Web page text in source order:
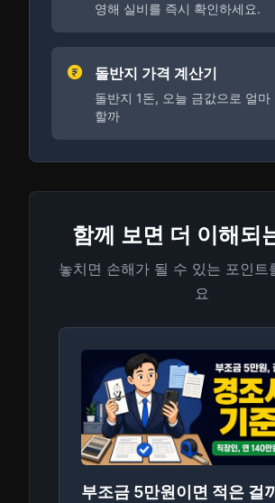
영해 실비를 즉시 확인하세요.
돌반지 가격 계산기
돌반지 1돈, 오늘 금값으로 얼마
할까
함께 보면 더 이해되
놓치면 손해가 될 수 있는 포인트
요
부조금 5만원이면 적은 걸